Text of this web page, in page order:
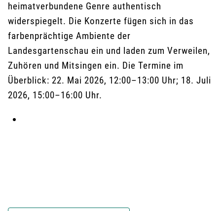
heimatverbundene Genre authentisch
widerspiegelt. Die Konzerte fügen sich in das
farbenprächtige Ambiente der
Landesgartenschau ein und laden zum Verweilen,
Zuhören und Mitsingen ein. Die Termine im
Überblick: 22. Mai 2026, 12:00–13:00 Uhr; 18. Juli
2026, 15:00–16:00 Uhr.